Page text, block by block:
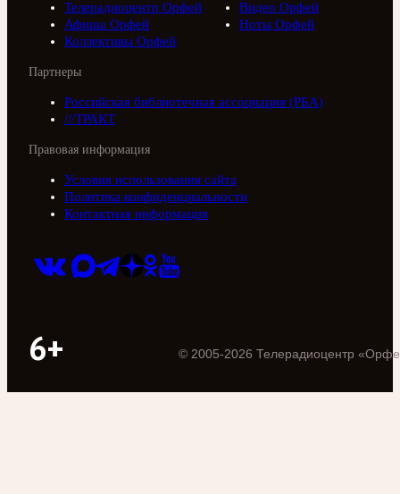
Телерадиоцентр Орфей
Видео Орфей
Афиша Орфей
Ноты Орфей
Коллективы Орфей
Партнеры
Российская библиотечная ассоциация (РБА)
///ТРАКТ
Правовая информация
Условия использования сайта
Политика конфиденциальности
Контактная информация
6+ © 2005-2026 Телерадиоцентр